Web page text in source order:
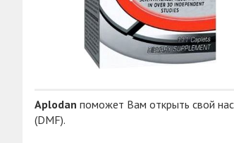
Aplodan поможет Вам открыть свой
(DMF).